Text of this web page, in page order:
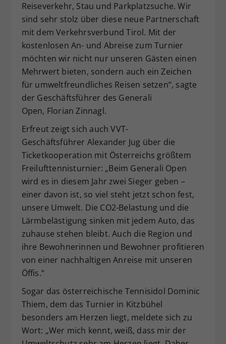
Reiseverkehr, Stau und Parkplatzsuche. Wir
sind sehr stolz über diese neue Partnerschaft
mit dem Verkehrsverbund Tirol. Mit der
kostenlosen An- und Abreise zum Turnier
möchten wir nicht nur unseren Gästen einen
Mehrwert bieten, sondern auch ein Zeichen
für umweltfreundliches Reisen setzen“, sagte
der Geschäftsführer des Generali
Open, Florian Zinnagl.
Erfreut zeigt sich auch VVT-
Geschäftsführer Alexander Jug über die
Ticketkooperation mit Österreichs größtem
Freilufttennisturnier: „Beim Generali Open
wird es in diesem Jahr zwei Sieger geben –
einer davon ist, so viel steht jetzt schon fest,
unsere Umwelt. Die CO2-Belastung und die
Lärmbelästigung sinken mit jedem Auto, das
zuhause stehen bleibt. Auch die Region und
ihre Bewohnerinnen und Bewohner profitieren
von einer nachhaltigen Anreise mit unseren
Öffis.“
Sogar das österreichische Tennisidol Dominic
Thiem, dem das Turnier in Kitzbühel
besonders am Herzen liegt, meldete sich zu
Wort: „Wer mich kennt, weiß, dass mir der